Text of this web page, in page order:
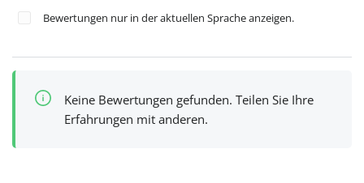
Bewertungen nur in der aktuellen Sprache anzeigen.
Keine Bewertungen gefunden. Teilen Sie Ihre
Erfahrungen mit anderen.